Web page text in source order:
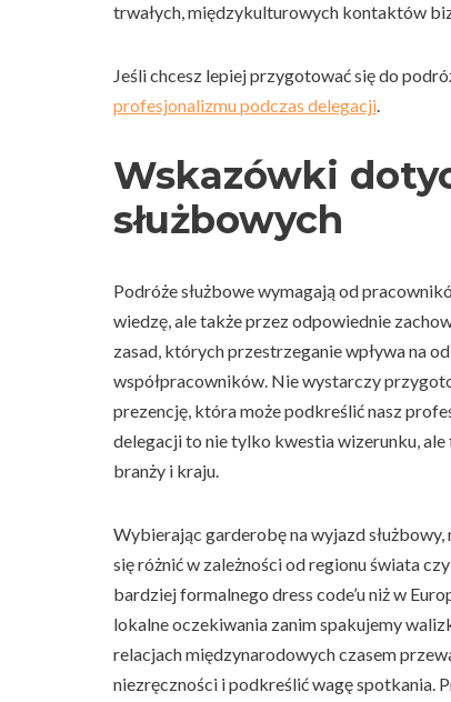
trwałych, międzykulturowych kontaktów
Jeśli chcesz lepiej przygotować się do
profesjonalizmu podczas delegacji.
Wskazówki
służbowych
Podróże służbowe wymagają od
wiedzę, ale także przez odpowiednie
zasad, których przestrzeganie wpływa na
współpracowników. Nie wystarczy
prezencję, która może podkreślić nasz
delegacji to nie tylko kwestia wizerunku,
branży i kraju.
Wybierając garderobę na wyjazd
się różnić w zależności od regionu świata
bardziej formalnego dress code’u niż w
lokalne oczekiwania zanim spakujemy
relacjach międzynarodowych czasem
niezręczności i podkreślić wagę spotkania.